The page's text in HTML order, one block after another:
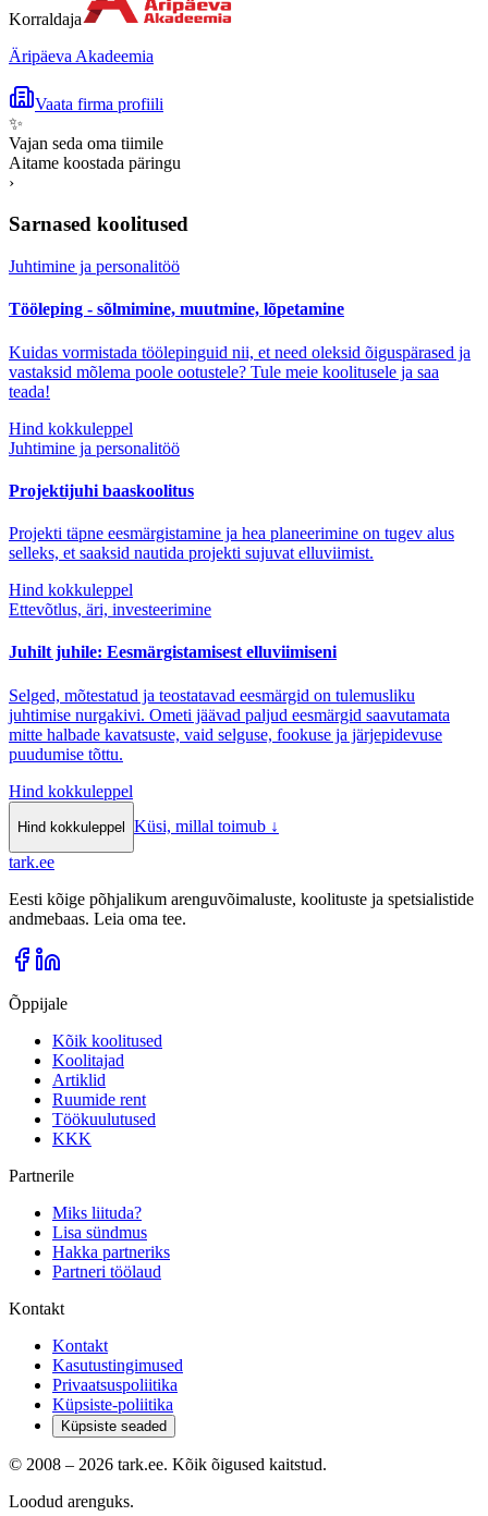
Korraldaja
Äripäeva Akadeemia
Vaata firma profiili
✨
Vajan seda oma tiimile
Aitame koostada päringu
›
Sarnased koolitused
Juhtimine ja personalitöö
Tööleping - sõlmimine, muutmine, lõpetamine
Kuidas vormistada töölepinguid nii, et need oleksid õiguspärased ja
vastaksid mõlema poole ootustele? Tule meie koolitusele ja saa
teada!
Hind kokkuleppel
Juhtimine ja personalitöö
Projektijuhi baaskoolitus
Projekti täpne eesmärgistamine ja hea planeerimine on tugev alus
selleks, et saaksid nautida projekti sujuvat elluviimist.
Hind kokkuleppel
Ettevõtlus, äri, investeerimine
Juhilt juhile: Eesmärgistamisest elluviimiseni
Selged, mõtestatud ja teostatavad eesmärgid on tulemusliku
juhtimise nurgakivi. Ometi jäävad paljud eesmärgid saavutamata
mitte halbade kavatsuste, vaid selguse, fookuse ja järjepidevuse
puudumise tõttu.
Hind kokkuleppel
Hind kokkuleppel Küsi, millal toimub ↓
tark.ee
Eesti kõige põhjalikum arenguvõimaluste, koolituste ja spetsialistide
andmebaas. Leia oma tee.
Õppijale
Kõik koolitused
Koolitajad
Artiklid
Ruumide rent
Töökuulutused
KKK
Partnerile
Miks liituda?
Lisa sündmus
Hakka partneriks
Partneri töölaud
Kontakt
Kontakt
Kasutustingimused
Privaatsuspoliitika
Küpsiste-poliitika
Küpsiste seaded
© 2008 – 2026 tark.ee. Kõik õigused kaitstud.
Loodud arenguks.